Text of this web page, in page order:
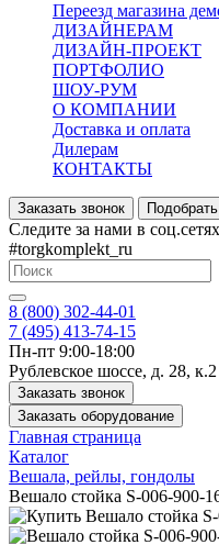
Переезд магазина
ДИЗАЙНЕРАМ
ДИЗАЙН-ПРОЕКТ
ПОРТФОЛИО
ШОУ-РУМ
О КОМПАНИИ
Доставка и оплата
Дилерам
КОНТАКТЫ
Заказать звонок
Следите за нами в
#torgkomplekt_ru
8 (800) 302-44-01
7 (495) 413-74-15
Пн-пт 9:00-18:00
Рублевское шоссе, д. 28, к.2
Заказать звонок
Заказать оборудование
Главная страница
Каталог
Вешала, рейлы, гондолы
Вешало стойка S-006-900-